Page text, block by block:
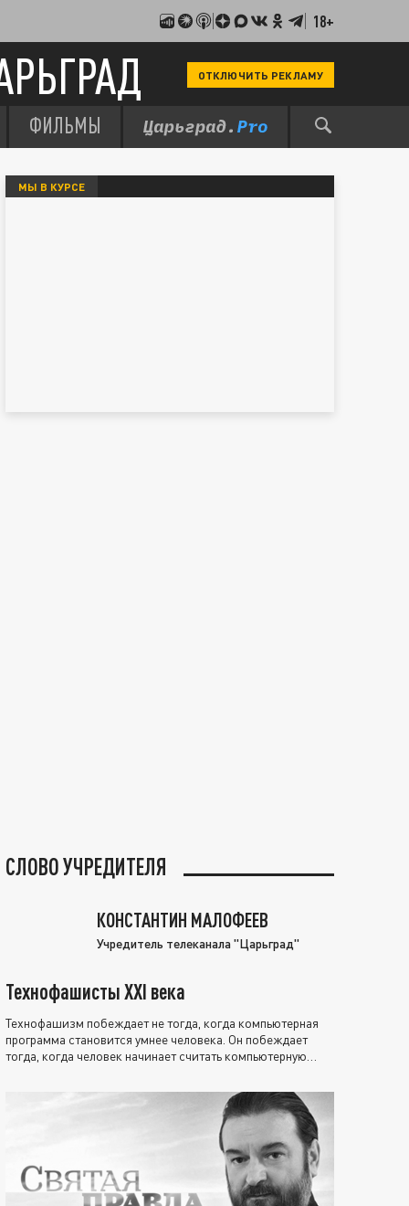
18+
ОТКЛЮЧИТЬ РЕКЛАМУ
ФИЛЬМЫ
МЫ В КУРСЕ
СЛОВО УЧРЕДИТЕЛЯ
КОНСТАНТИН МАЛОФЕЕВ
Учредитель телеканала "Царьград"
Технофашисты XXI века
Технофашизм побеждает не тогда, когда компьютерная
программа становится умнее человека. Он побеждает
тогда, когда человек начинает считать компьютерную